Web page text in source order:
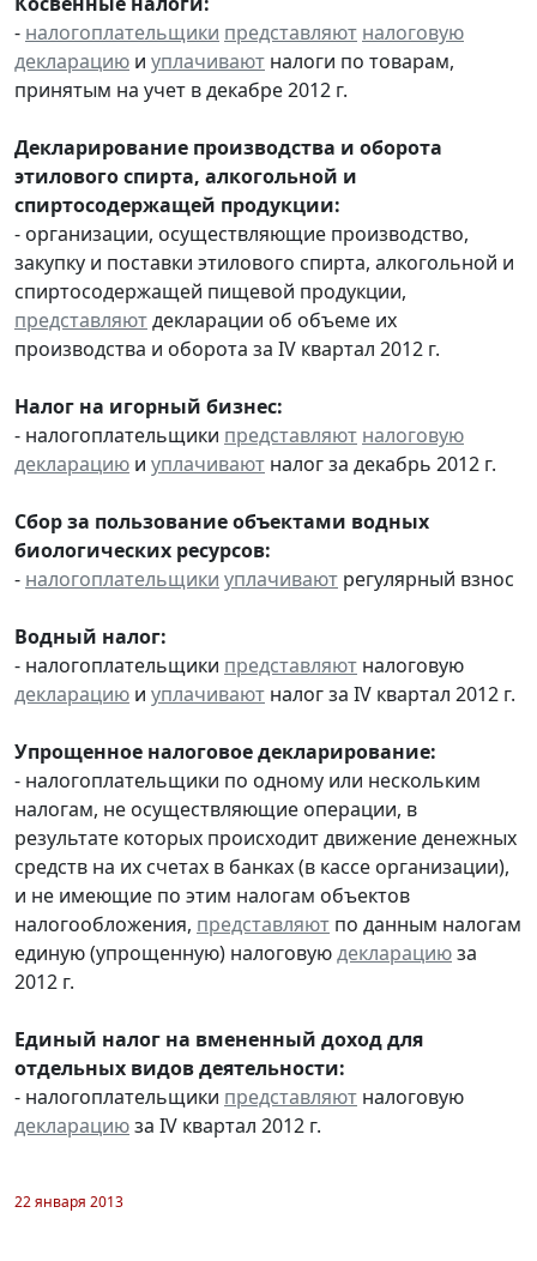
- налогоплательщики представляют налоговую
декларацию и уплачивают налоги по товарам,
принятым на учет в декабре 2012 г.
Декларирование производства и оборота
этилового спирта, алкогольной и
спиртосодержащей продукции:
- организации, осуществляющие производство,
закупку и поставки этилового спирта, алкогольной и
спиртосодержащей пищевой продукции,
представляютдекларации об объеме их
производства и оборота за IV квартал 2012 г.
Налог на игорный бизнес:
- налогоплательщики представляют налоговую
декларацию и уплачивают налог за декабрь 2012 г.
Сбор за пользование объектами водных
биологических ресурсов:
- налогоплательщики уплачивают регулярный взнос
Водный налог:
- налогоплательщики представляют налоговую
декларацию и уплачивают налог за IV квартал 2012 г.
Упрощенное налоговое декларирование:
- налогоплательщики по одному или нескольким
налогам, не осуществляющие операции, в
результате которых происходит движение денежных
средств на их счетах в банках (в кассе организации),
и не имеющие по этим налогам объектов
налогообложения, представляют по данным налогам
единую (упрощенную) налоговуюдекларациюза
2012 г.
Единый налог на вмененный доход для
отдельных видов деятельности:
- налогоплательщики представляют налоговую
декларациюза IV квартал 2012 г.
22 января 2013